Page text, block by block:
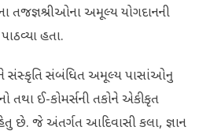
અમૂલ્ય યોગદાનની
હતા.
સંસ્કૃતિ સંબંધિત અમૂલ્ય પાસાંઓનુ
તથા ઈ-કોમર્સની તકોને એકીકૃત
છે. જે અંતર્ગત આદિવાસી કલા, જ્ઞાન